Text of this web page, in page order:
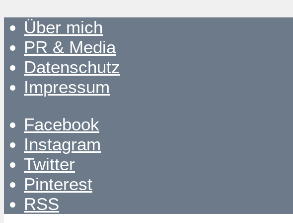
Über mich
PR & Media
Datenschutz
Impressum
Facebook
Instagram
Twitter
Pinterest
RSS